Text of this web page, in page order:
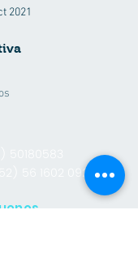
2021
(52) 56 1602 0929